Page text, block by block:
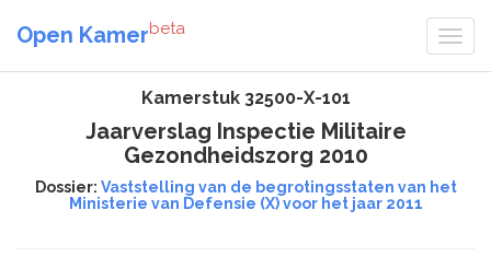
Open Kamerbeta
Kamerstuk 32500-X-101
Jaarverslag Inspectie Militaire
Gezondheidszorg 2010
Dossier: Vaststelling van de begrotingsstaten van het
Ministerie van Defensie (X) voor het jaar 2011